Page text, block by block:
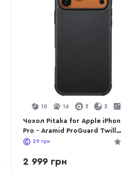
10 16 3 3
Чохол Pitaka for Apple
Pro - Aramid ProGuard Twill
Black/Grey (KI1701MGP)
29 грн
2 999 грн